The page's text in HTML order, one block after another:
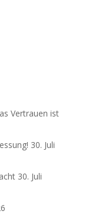
Vertrauen ist
30. Juli
30. Juli